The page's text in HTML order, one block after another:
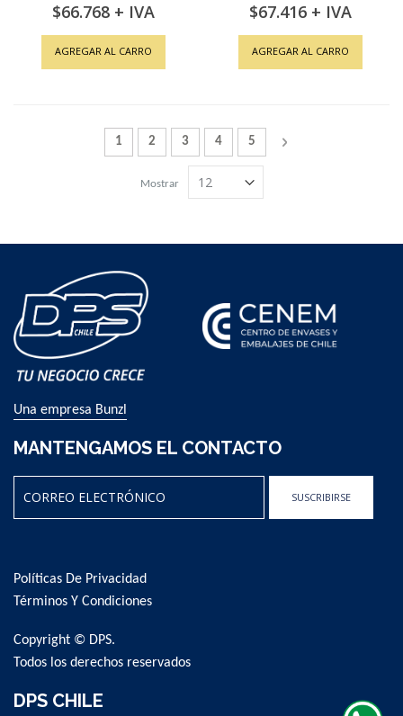
$66.768
AGREGAR AL CARRO
$67.416
AGREGAR AL CARRO
Página
Actualmente estás leyendo la página
1 Página
2 Página
3 Página
4 Página
5 Página
Siguiente
Mostrar
Una empresa Bunzl
MANTENGAMOS EL CONTACTO
Our
Newsletter:
SUSCRIBIRSE
Políticas De Privacidad
Términos Y Condiciones
Copyright © DPS.
Todos los derechos reservados
DPS CHILE